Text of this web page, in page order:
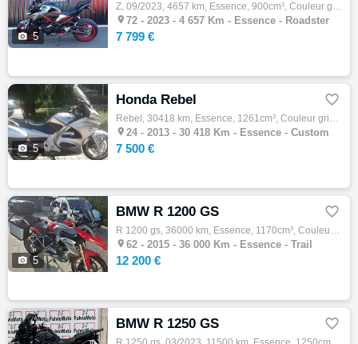
 5
Z, 09/2023, 4657 km, Essence, 900cm³, Couleur gris, 7799 € Equipements : Kawasaki Z 900 A2 gris mise en circulation le 26/09/2026. Entretie…
 72 - 2023 - 4 657 Km - Essence - Roadster
7 799 €
 5
Honda Rebel 
Rebel, 30418 km, Essence, 1261cm³, Couleur gris, 7500 € PAS DE REPRISE - NI D'ECHANGE Historique et entretien [Contexte achat] : Achet…
 24 - 2013 - 30 418 Km - Essence - Custom
7 500 €
 5
BMW R 1200 GS 
R 1200 gs, 36000 km, Essence, 1170cm³, Couleur rouge, 12200 € PAS DE REPRISE - NI D'ECHANGE Historique et entretien [Mot du conseiller…
 62 - 2015 - 36 000 Km - Essence - Trail
12 200 €
BMW R 1250 GS 